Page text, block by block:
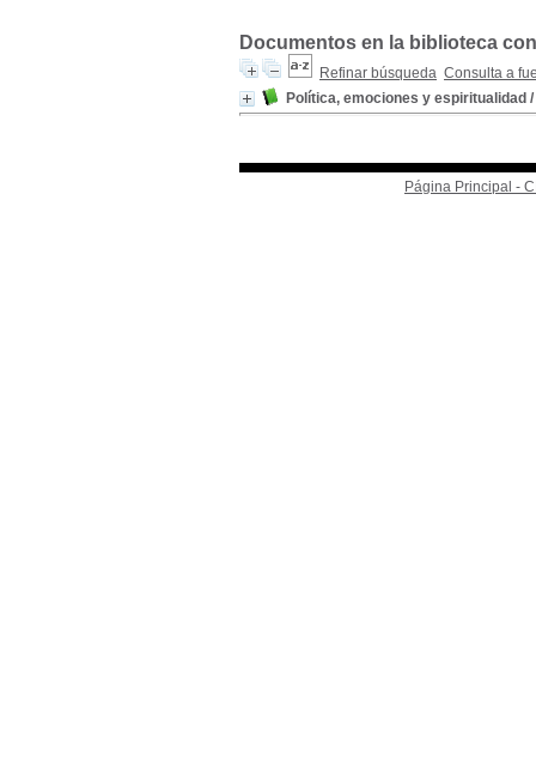
Documentos en la biblioteca
Refinar búsqueda Consulta a
Política, emociones y espiritualidad /
Página Principal -